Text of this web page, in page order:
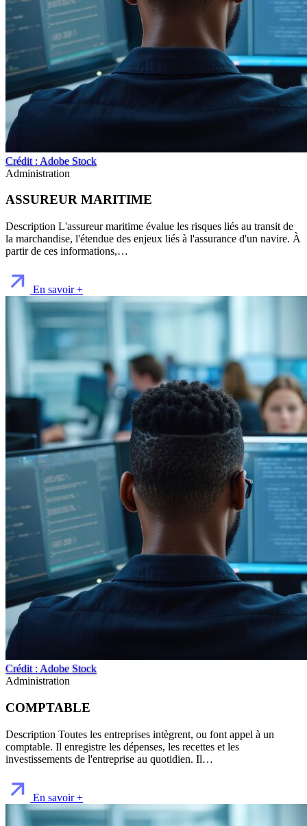
Crédit : Adobe Stock
Administration
ASSUREUR MARITIME
Description L'assureur maritime évalue les risques liés au transit de
la marchandise, l'étendue des enjeux liés à l'assurance d'un navire. À
partir de ces informations,…
En savoir +
Crédit : Adobe Stock
Administration
COMPTABLE
Description Toutes les entreprises intègrent, ou font appel à un
comptable. Il enregistre les dépenses, les recettes et les
investissements de l'entreprise au quotidien. Il…
En savoir +